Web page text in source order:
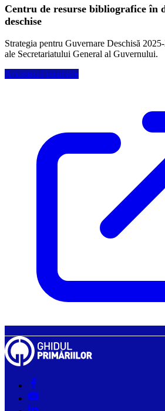
Centru de resurse bibliografice în
deschise
Strategia pentru Guvernare Deschisă
ale Secretariatului General al Guvernului.
Accesează resursele